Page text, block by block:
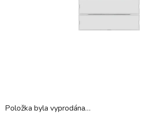
Položka byla vyprodána…